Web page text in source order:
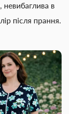
в
після прання.